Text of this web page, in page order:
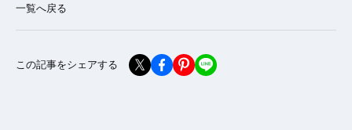
一覧へ戻る
この記事をシェアする